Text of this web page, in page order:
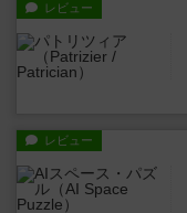
レビュー
レビュー